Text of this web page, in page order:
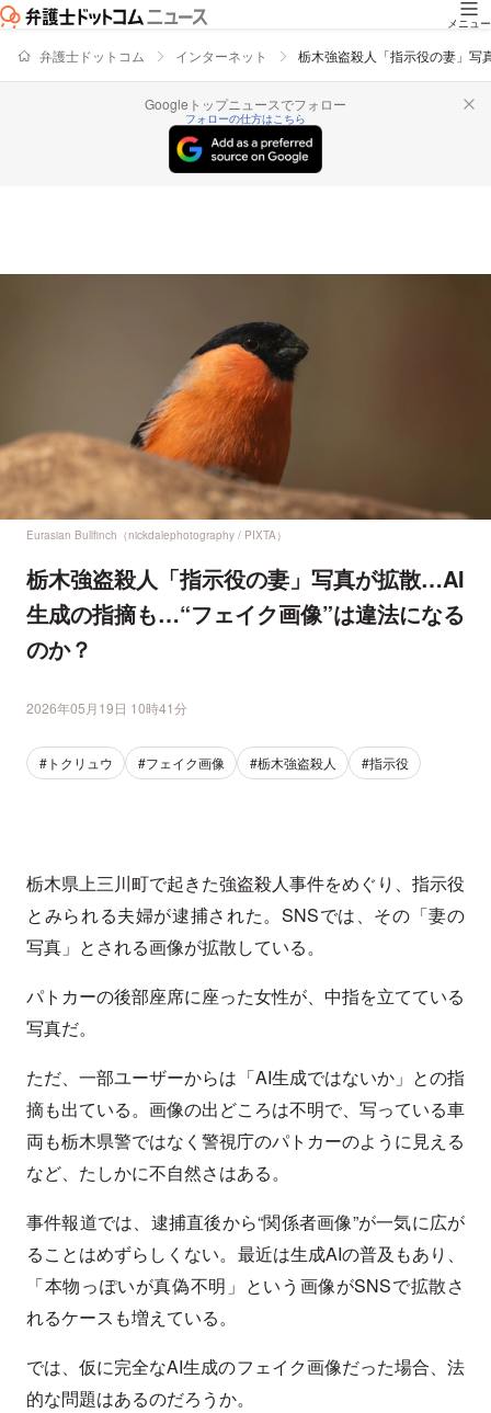
メニュー
弁護士ドットコム インターネット 栃木強盗殺人「指示役の妻」
Googleトップニュースでフォロー
フォローの仕方はこちら
Eurasian Bullfinch（nickdalephotography / PIXTA）
栃木強盗殺人「指示役の妻」写真が拡散…AI
生成の指摘も…“フェイク画像”は違法になる
のか？
2026年05月19日 10時41分
#トクリュウ #フェイク画像 #栃木強盗殺人 #指示役
栃木県上三川町で起きた強盗殺人事件をめぐり、指示役
とみられる夫婦が逮捕された。SNSでは、その「妻の
写真」とされる画像が拡散している。
パトカーの後部座席に座った女性が、中指を立てている
写真だ。
ただ、一部ユーザーからは「AI生成ではないか」との指
摘も出ている。画像の出どころは不明で、写っている車
両も栃木県警ではなく警視庁のパトカーのように見える
など、たしかに不自然さはある。
事件報道では、逮捕直後から“関係者画像”が一気に広が
ることはめずらしくない。最近は生成AIの普及もあり、
「本物っぽいが真偽不明」という画像がSNSで拡散さ
れるケースも増えている。
では、仮に完全なAI生成のフェイク画像だった場合、法
的な問題はあるのだろうか。